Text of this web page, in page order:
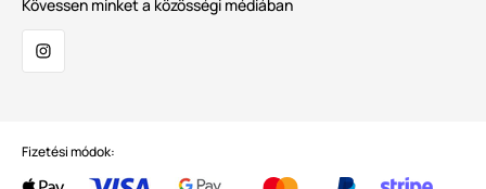
Kövessen minket a közösségi médiában
Fizetési módok: